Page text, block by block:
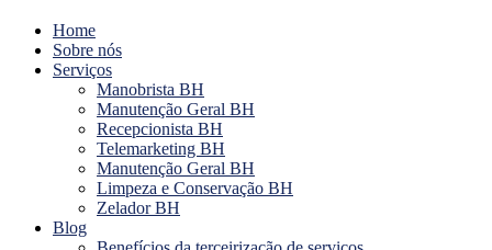
Menu
Home
Sobre nós
Serviços
Manobrista BH
Manutenção Geral BH
Recepcionista BH
Telemarketing BH
Manutenção Geral BH
Limpeza e Conservação BH
Zelador BH
Blog